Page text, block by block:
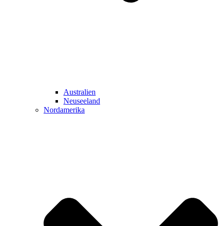
Australien
Neuseeland
Nordamerika